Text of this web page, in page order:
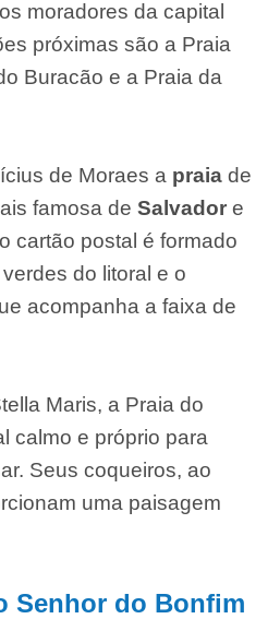
moradores da capital
próximas são a Praia
Buracão e a Praia da
de Moraes a praia de
famosa de Salvador e
cartão postal é formado
do litoral e o
acompanha a faixa de
Maris, a Praia do
calmo e próprio para
Seus coqueiros, ao
uma paisagem
Senhor do Bonfim